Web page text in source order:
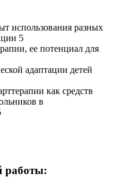
использования разных
5
ее потенциал для
адаптации детей
как средств
в
работы: